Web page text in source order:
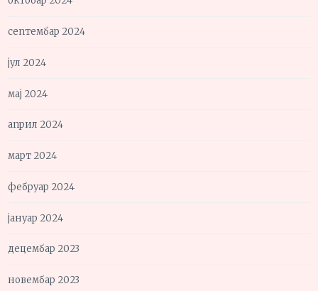
септембар 2024
јул 2024
мај 2024
април 2024
март 2024
фебруар 2024
јануар 2024
децембар 2023
новембар 2023